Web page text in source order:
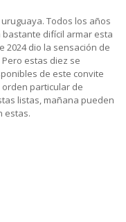
Todos los años
difícil armar esta
2024 dio la sensación de
estas diez se
de este convite
particular de
listas, mañana pueden
estas.